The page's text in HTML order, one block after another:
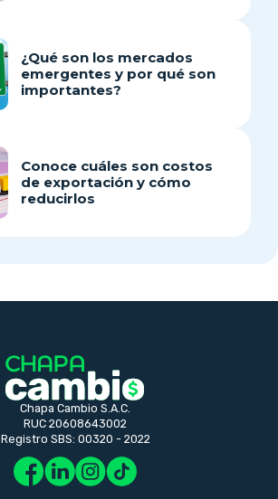
¿Qué son los mercados
emergentes y por qué son
importantes?
Conoce cuáles son costos
de exportación y cómo
reducirlos
Chapa Cambio S.A.C.
RUC 20608643002
Registro SBS: 00320 - 2022